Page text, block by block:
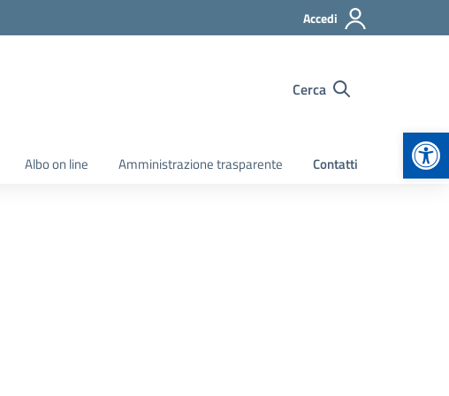
Accedi
Cerca
Albo on line Amministrazione trasparente Contatti